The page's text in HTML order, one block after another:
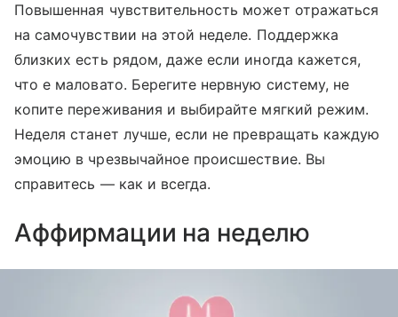
Повышенная чувствительность может отражаться
на самочувствии на этой неделе. Поддержка
близких есть рядом, даже если иногда кажется,
что е маловато. Берегите нервную систему, не
копите переживания и выбирайте мягкий режим.
Неделя станет лучше, если не превращать каждую
эмоцию в чрезвычайное происшествие. Вы
справитесь — как и всегда.
Аффирмации на неделю